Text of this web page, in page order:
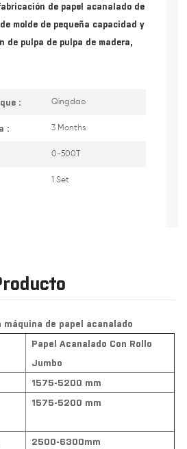
de papel acanalado de
molde de pequeña capacidad y
de pulpa de pulpa de madera,
: Qingdao
: 3 Months
0-500T
1 Set
de papel acanalado
Papel Acanalado Con Rollo
Jumbo
1575-5200 mm
1575-5200 mm
2500-6300mm